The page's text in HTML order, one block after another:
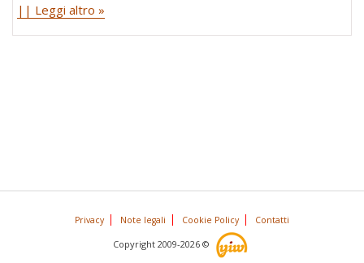
|| Leggi altro »
Privacy Note legali Cookie Policy Contatti
Copyright 2009-2026 ©